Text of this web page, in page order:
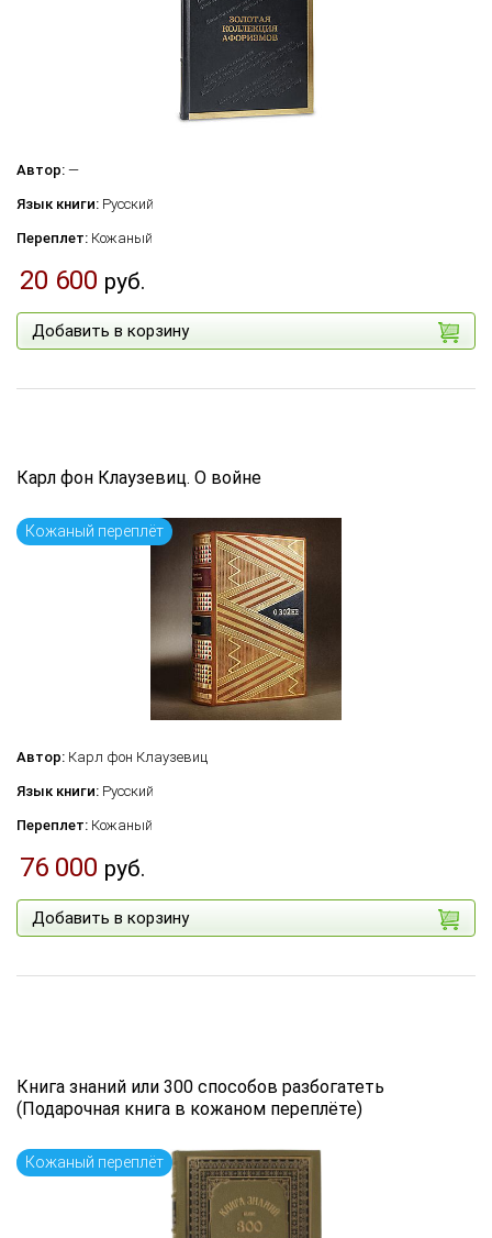
Автор: —
Язык книги: Русский
Переплет: Кожаный
20 600 руб.
Добавить в корзину
Карл фон Клаузевиц. О войне
Кожаный переплёт
Автор: Карл фон Клаузевиц
Язык книги: Русский
Переплет: Кожаный
76 000 руб.
Добавить в корзину
Книга знаний или 300 способов разбогатеть
(Подарочная книга в кожаном переплёте)
Кожаный переплёт